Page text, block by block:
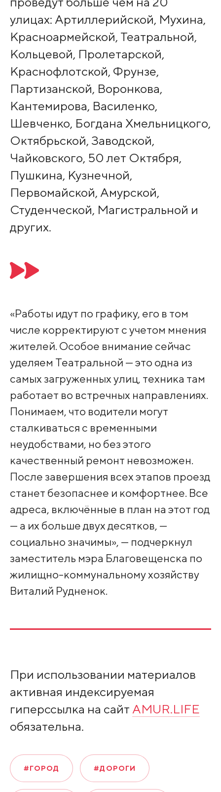
улицах: Артиллерийской, Мухина,
Красноармейской, Театральной,
Кольцевой, Пролетарской,
Краснофлотской, Фрунзе,
Партизанской, Воронкова,
Кантемирова, Василенко,
Шевченко, Богдана Хмельницкого,
Октябрьской, Заводской,
Чайковского, 50 лет Октября,
Пушкина, Кузнечной,
Первомайской, Амурской,
Студенческой, Магистральной и
других.
«Работы идут по графику, его в том
числе корректируют с учетом мнения
жителей. Особое внимание сейчас
уделяем Театральной — это одна из
самых загруженных улиц, техника там
работает во встречных направлениях.
Понимаем, что водители могут
сталкиваться с временными
неудобствами, но без этого
качественный ремонт невозможен.
После завершения всех этапов проезд
станет безопаснее и комфортнее. Все
адреса, включённые в план на этот год
— а их больше двух десятков, —
социально значимы», — подчеркнул
заместитель мэра Благовещенска по
жилищно-коммунальному хозяйству
Виталий Рудненок.
При использовании материалов
активная индексируемая
гиперссылка на сайт AMUR.LIFE
обязательна.
#ГОРОД #ДОРОГИ